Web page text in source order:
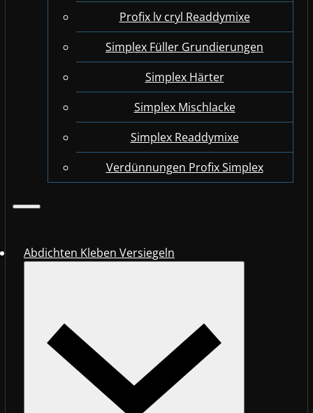
Profix lv cryl Readdymixe
Simplex Füller Grundierungen
Simplex Härter
Simplex Mischlacke
Simplex Readdymixe
Verdünnungen Profix Simplex
Abdichten Kleben Versiegeln